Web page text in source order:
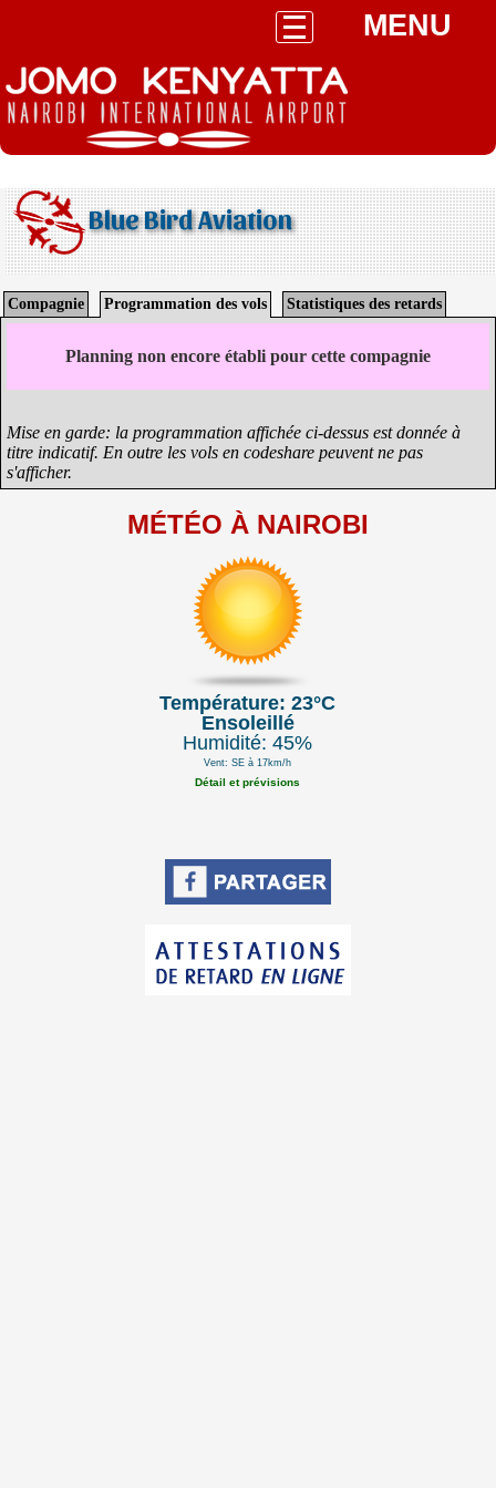
MENU
Blue Bird Aviation
Compagnie Programmation des vols Statistiques des retards
Planning non encore établi pour cette compagnie
Mise en garde: la programmation affichée ci-dessus est donnée à
titre indicatif. En outre les vols en codeshare peuvent ne pas
s'afficher.
MÉTÉO À NAIROBI
Température: 23°C
Ensoleillé
Humidité: 45%
Vent: SE à 17km/h
Détail et prévisions